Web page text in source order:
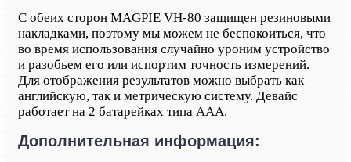
С обеих сторон MAGPIE VH-80 защищен резиновыми
накладками, поэтому мы можем не беспокоиться, что
во время использования случайно уроним устройство
и разобьем его или испортим точность измерений.
Для отображения результатов можно выбрать как
английскую, так и метрическую систему. Девайс
работает на 2 батарейках типа ААА.
Дополнительная информация: